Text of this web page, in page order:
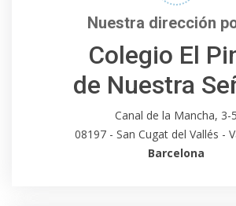
Nuestra dirección
Colegio El
de Nuestra
Canal de la Mancha, 3-5
08197 - San Cugat del Vallés -
Barcelona